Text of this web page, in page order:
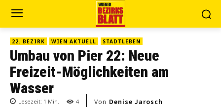
22. BEZIRK WIEN AKTUELL STADTLEBEN
Umbau von Pier 22: Neue
Freizeit-Möglichkeiten am
Wasser
Lesezeit: 1 Min. 4 Von Denise Jarosch